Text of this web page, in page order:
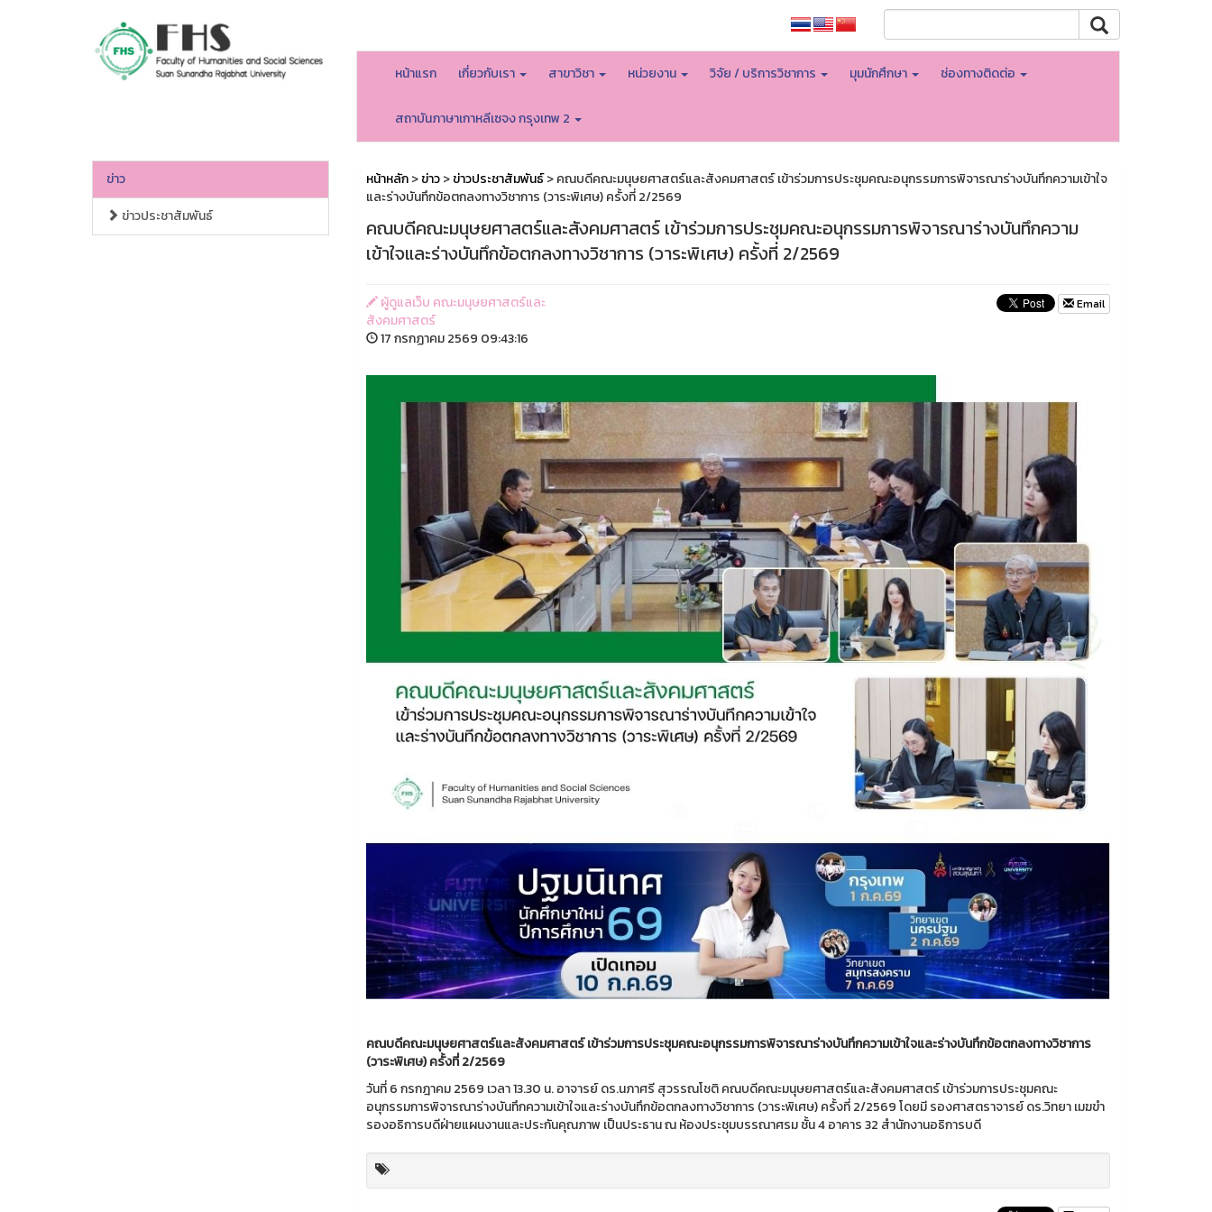
หน้าแรก เกี่ยวกับเรา สาขาวิชา หน่วยงาน วิจัย / บริการวิชาการ มุมนักศึกษา ช่องทางติดต่อ
สถาบันภาษาเกาหลีเซจง กรุงเทพ 2
ข่าว
ข่าวประชาสัมพันธ์
หน้าหลัก>ข่าว>ข่าวประชาสัมพันธ์> คณบดีคณะมนุษยศาสตร์และสังคมศาสตร์ เข้าร่วมการประชุมคณะอนุกรรมการพิจารณาร่างบันทึกความเข้าใจ
และร่างบันทึกข้อตกลงทางวิชาการ (วาระพิเศษ) ครั้งที่ 2/2569
คณบดีคณะมนุษยศาสตร์และสังคมศาสตร์ เข้าร่วมการประชุมคณะอนุกรรมการพิจารณาร่างบันทึกความ
เข้าใจและร่างบันทึกข้อตกลงทางวิชาการ (วาระพิเศษ) ครั้งที่ 2/2569
ผู้ดูแลเว็บ คณะมนุษยศาสตร์และ
สังคมศาสตร์
17 กรกฏาคม 2569 09:43:16
Email
คณบดีคณะมนุษยศาสตร์และสังคมศาสตร์ เข้าร่วมการประชุมคณะอนุกรรมการพิจารณาร่างบันทึกความเข้าใจและร่างบันทึกข้อตกลงทางวิชาการ
(วาระพิเศษ) ครั้งที่2/2569
วันที่ 6 กรกฎาคม 2569 เวลา 13.30 น. อาจารย์ ดร.นภาศรี สุวรรณโชติ คณบดีคณะมนุษยศาสตร์และสังคมศาสตร์ เข้าร่วมการประชุมคณะ
อนุกรรมการพิจารณาร่างบันทึกความเข้าใจและร่างบันทึกข้อตกลงทางวิชาการ (วาระพิเศษ) ครั้งที่ 2/2569 โดยมี รองศาสตราจารย์ ดร.วิทยา เมฆขำ
รองอธิการบดีฝ่ายแผนงานและประกันคุณภาพ เป็นประธาน ณ ห้องประชุมบรรณาศรม ชั้น 4 อาคาร 32 สำนักงานอธิการบดี